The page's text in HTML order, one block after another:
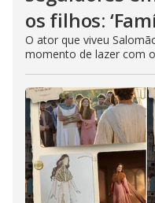
os filhos:
O ator que viveu
momento de lazer com